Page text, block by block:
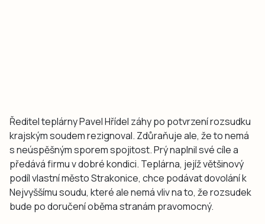
Ředitel teplárny Pavel Hřídel záhy po potvrzení rozsudku
krajským soudem rezignoval. Zdůraňuje ale, že to nemá
s neúspěšným sporem spojitost. Prý naplnil své cíle a
předává firmu v dobré kondici. Teplárna, jejíž většinový
podíl vlastní město Strakonice, chce podávat dovolání k
Nejvyššímu soudu, které ale nemá vliv na to, že rozsudek
bude po doručení oběma stranám pravomocný.